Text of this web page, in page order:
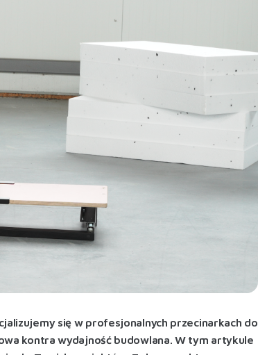
się w profesjonalnych przecinarkach do
kontra wydajność budowlana. W tym artykule